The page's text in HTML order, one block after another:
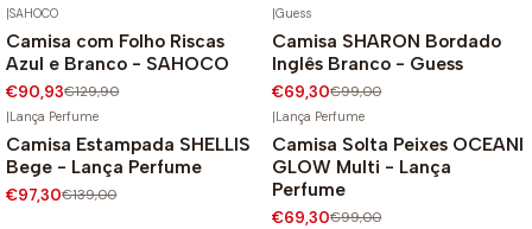
-30%
|SAHOCO
Camisa com Folho Riscas
Azul e Branco - SAHOCO
€90,93€129,90
-30%
|Guess
Camisa SHARON Bordado
Inglês Branco - Guess
€69,30€99,00
-30%
|Lança Perfume
Camisa Estampada SHELLIS
Bege - Lança Perfume
€97,30€139,00
-30%
|Lança Perfume
Camisa Solta Peixes OCEANI
GLOW Multi - Lança
Perfume
€69,30€99,00